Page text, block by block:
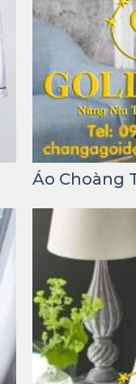
Áo Choàng